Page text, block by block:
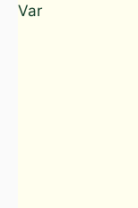
Var